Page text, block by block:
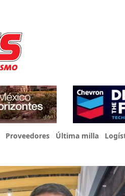
Proveedores Última milla